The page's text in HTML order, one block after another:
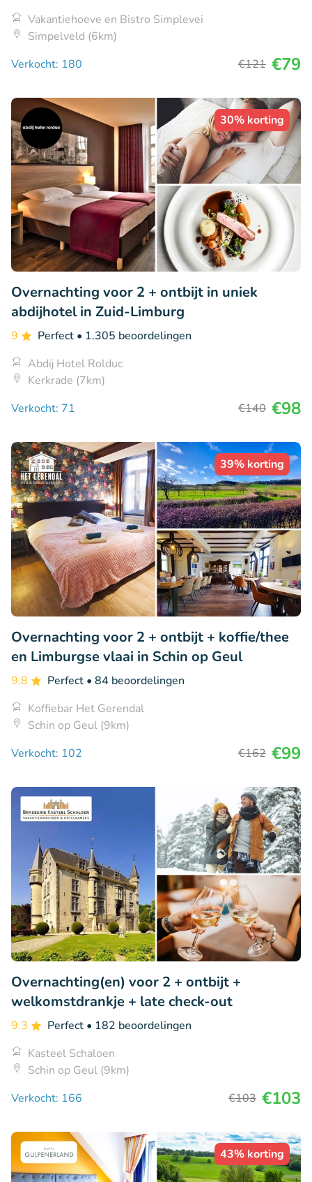
Vakantiehoeve en Bistro Simplevei
Simpelveld (6km)
Verkocht: 180
€121 €79
30% korting
Overnachting voor 2 + ontbijt in uniek
abdijhotel in Zuid-Limburg
9 Perfect • 1.305 beoordelingen
Abdij Hotel Rolduc
Kerkrade (7km)
Verkocht: 71
€140 €98
39% korting
Overnachting voor 2 + ontbijt + koffie/thee
en Limburgse vlaai in Schin op Geul
9.8 Perfect • 84 beoordelingen
Koffiebar Het Gerendal
Schin op Geul (9km)
Verkocht: 102
€162 €99
Overnachting(en) voor 2 + ontbijt +
welkomstdrankje + late check-out
9.3 Perfect • 182 beoordelingen
Kasteel Schaloen
Schin op Geul (9km)
Verkocht: 166
€103 €103
43% korting